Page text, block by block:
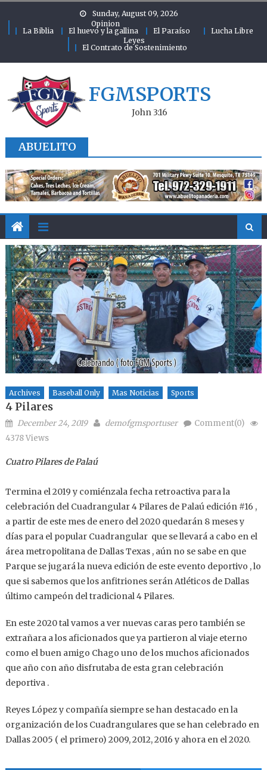
Sunday, August 09, 2026
Opinion
La Biblia
El huevo y la gallina El Paraíso
Lucha Libre
Leyes
El Contrato de Sostenimiento
FGMSPORTS
John 3:16
ABUELITO
Archives Baseball Only Mas Noticias Sports
4 Pilares
Posted on
December 24, 2019 Author
demofgmsportuser
Comment(0)
4378 Views
Cuatro Pilares de Palaú
Termina el 2019 y comiénzala fecha retroactiva para la
celebración del Cuadrangular 4 Pilares de Palaú edición #16 ,
a partir de este mes de enero del 2020 quedarán 8 meses y
días para el popular Cuadrangular que se llevará a cabo en el
área metropolitana de Dallas Texas , aún no se sabe en que
Parque se jugará la nueva edición de este evento deportivo , lo
que si sabemos que los anfitriones serán Atléticos de Dallas
último campeón del tradicional 4 Pilares.
En este 2020 tal vamos a ver nuevas caras pero también se
extrañara a los aficionados que ya partieron al viaje eterno
como el buen amigo Chago uno de los muchos aficionados
que año con año disfrutaba de esta gran celebración
deportiva .
Reyes López y compañía siempre se han destacado en la
organización de los Cuadrangulares que se han celebrado en
Dallas 2005 ( el primero) 2009, 2012, 2016 y ahora en el 2020.